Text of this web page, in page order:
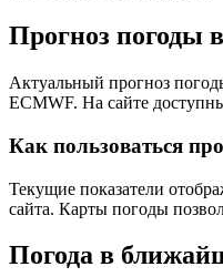
Прогноз погоды
Актуальный прогноз
ECMWF. На сайте
Как пользоваться
Текущие показатели
сайта. Карты погоды
Погода в